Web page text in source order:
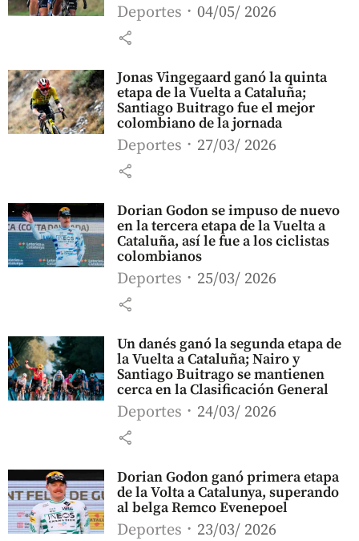
Deportes 04/05/ 2026
share
Jonas Vingegaard ganó la quinta
etapa de la Vuelta a Cataluña;
Santiago Buitrago fue el mejor
colombiano de la jornada
Deportes 27/03/ 2026
share
Dorian Godon se impuso de nuevo
en la tercera etapa de la Vuelta a
Cataluña, así le fue a los ciclistas
colombianos
Deportes 25/03/ 2026
share
Un danés ganó la segunda etapa de
la Vuelta a Cataluña; Nairo y
Santiago Buitrago se mantienen
cerca en la Clasificación General
Deportes 24/03/ 2026
share
Dorian Godon ganó primera etapa
de la Volta a Catalunya, superando
al belga Remco Evenepoel
Deportes 23/03/ 2026